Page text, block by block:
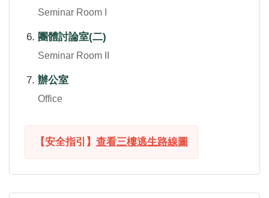
Seminar Room I
團體討論室(二)
Seminar Room II
辦公室
Office
【安全指引】 查看三樓逃生路線圖